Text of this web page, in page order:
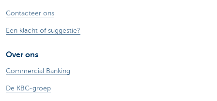
Contacteer ons
Een klacht of suggestie?
Over ons
Commercial Banking
De KBC-groep